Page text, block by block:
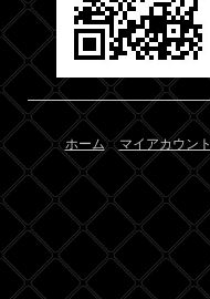
ホーム マイアカウント